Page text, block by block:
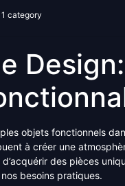
1 category
objets fonctionnels
à créer une
des pièces
besoins pratiques.